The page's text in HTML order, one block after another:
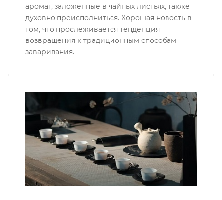
аромат, заложенные в чайных листьях, также
духовно преисполниться. Хорошая новость в
том, что прослеживается тенденция
возвращения к традиционным способам
заваривания.